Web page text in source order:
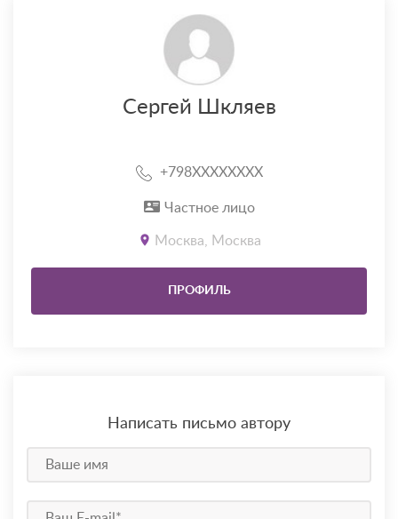
Сергей Шкляев
+798XXXXXXXX
Частное лицо
Москва, Москва
ПРОФИЛЬ
Написать письмо автору